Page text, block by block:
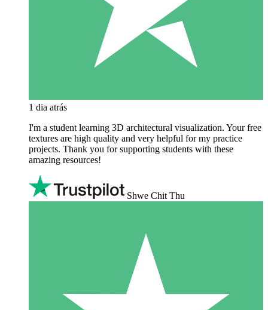
1 dia atrás
I'm a student learning 3D architectural visualization. Your free
textures are high quality and very helpful for my practice
projects. Thank you for supporting students with these
amazing resources!
Shwe Chit Thu